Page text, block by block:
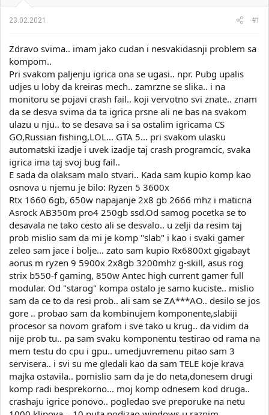
e
m
e
j
23.02.2021. #1
Zdravo svima.. imam jako cudan i nesvakidasnji problem sa
kompom..
Pri svakom paljenju igrica ona se ugasi.. npr. Pubg upalis
udjes u loby da kreiras mech.. zamrzne se slika.. i na
monitoru se pojavi crash fail.. koji vervotno svi znate.. znam
da se desva svima da ta igrica prsne ali ne bas na svakom
ulazu u nju.. to se desava sa i sa ostalim igricama CS
GO,Russian fishing,LOL... GTA 5... pri svakom ulasku
automatski izadje i uvek izadje taj crash programcic, svaka
igrica ima taj svoj bug fail..
E sada da olaksam malo stvari.. Kada sam kupio komp kao
osnova u njemu je bilo: Ryzen 5 3600x
Rtx 1660 6gb, 650w napajanje 2x8 gb 2666 mhz i maticna
Asrock AB350m pro4 250gb ssd.Od samog pocetka se to
desavala ne tako cesto ali se desvalo.. u zelji da resim taj
prob mislio sam da mi je komp "slab" i kao i svaki gamer
zeleo sam jace i bolje... zato sam kupio Rx6800xt gigabayt
aorus m ryzen 9 5900x 2x8gb 3200mhz g-skill, asus rog
strix b550-f gaming, 850w Antec high current gamer full
modular. Od "starog" kompa ostalo je samo kuciste.. mislio
sam da ce to da resi prob.. ali sam se ZA***AO.. desilo se jos
gore .. probao sam da kombinujem komponente,slabiji
procesor sa novom grafom i sve tako u krug.. da vidim da
nije prob tu.. pa sam svaku komponentu testirao od rama na
mem testu do cpu i gpu.. umedjuvremenu pitao sam 3
servisera.. i svi su me gledali kao da sam TELE koje krava
majka ostavila.. pomislio sam da je do neta,donesem drugi
komp radi besprekorno... moj komp odnesem kod druga..
crashaju igrice ponovo.. pogledao sve preporuke na netu